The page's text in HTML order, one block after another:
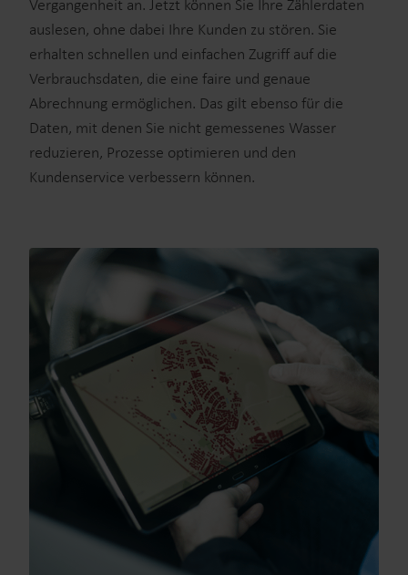
Vergangenheit an. Jetzt können Sie Ihre Zählerdaten
auslesen, ohne dabei Ihre Kunden zu stören. Sie
erhalten schnellen und einfachen Zugriff auf die
Verbrauchsdaten, die eine faire und genaue
Abrechnung ermöglichen. Das gilt ebenso für die
Daten, mit denen Sie nicht gemessenes Wasser
reduzieren, Prozesse optimieren und den
Kundenservice verbessern können.